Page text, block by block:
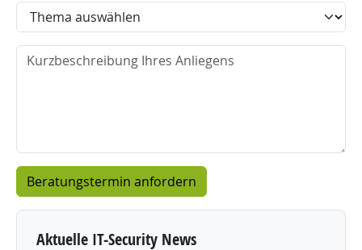
Aktuelle IT-Security News
Thema
Nachricht